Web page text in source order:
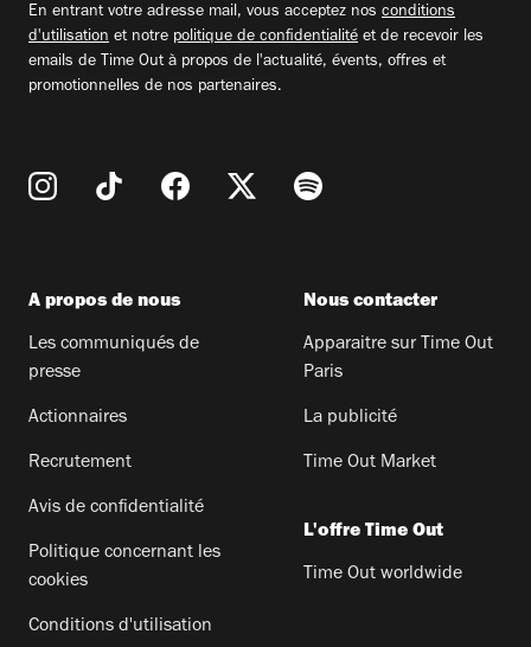
En entrant votre adresse mail, vous acceptez nos conditions
d'utilisation et notre politique de confidentialité et de recevoir les
emails de Time Out à propos de l'actualité, évents, offres et
promotionnelles de nos partenaires.
A propos de nous
Les communiqués de
presse
Actionnaires
Recrutement
Avis de confidentialité
Politique concernant les
cookies
Conditions d'utilisation
Nous contacter
Apparaitre sur Time Out
Paris
La publicité
Time Out Market
L'offre Time Out
Time Out worldwide